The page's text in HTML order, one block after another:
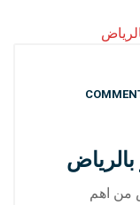
من اهم